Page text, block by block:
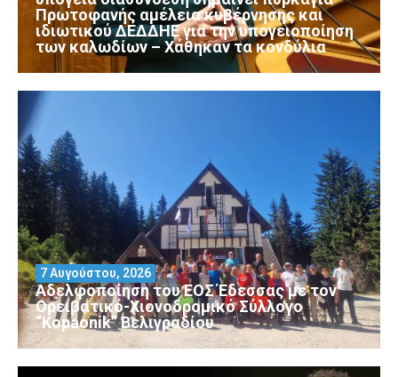
Πρωτοφανής αμέλεια κυβέρνησης και
ιδιωτικού ΔΕΔΔΗΕ για την υπογειοποίηση
των καλωδίων – Χάθηκαν τα κονδύλια
Αδελφοποίηση του ΕΟΣ Έδεσσας με τον
Ορειβατικό-Χιονοδρομικό Σύλλογο
“Kopaonik” Βελιγραδίου
7 Αυγούστου, 2026